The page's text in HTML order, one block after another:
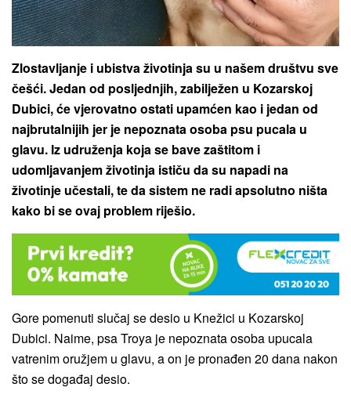
Zlostavljanje i ubistva životinja su u našem društvu sve
češći. Jedan od posljednjih, zabilježen u Kozarskoj
Dubici, će vjerovatno ostati upamćen kao i jedan od
najbrutalnijih jer je nepoznata osoba psu pucala u
glavu. Iz udruženja koja se bave zaštitom i
udomljavanjem životinja ističu da su napadi na
životinje učestali, te da sistem ne radi apsolutno ništa
kako bi se ovaj problem riješio.
Gore pomenuti slučaj se desio u Knežici u Kozarskoj
Dubici. Naime, psa Troya je nepoznata osoba upucala
vatrenim oružjem u glavu, a on je pronađen 20 dana nakon
što se događaj desio.